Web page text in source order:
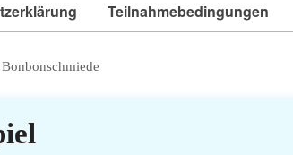
Teilnahmebedingungen